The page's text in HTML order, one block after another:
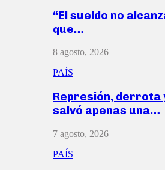
“El sueldo no
que…
8 agosto, 2026
PAÍS
Represión,
salvó apenas una…
7 agosto, 2026
PAÍS